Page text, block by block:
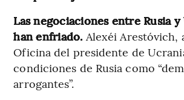
Las negociaciones entre Rusia
han enfriado. Alexéi Arestóvich,
Oficina del presidente de
condiciones de Rusia como
arrogantes”.